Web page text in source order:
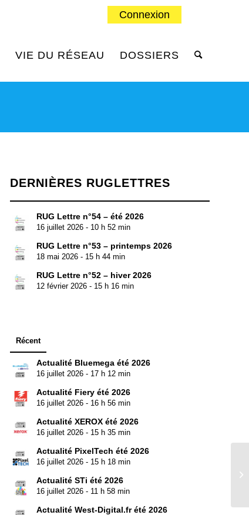
Connexion
VIE DU RÉSEAU DOSSIERS
DERNIÈRES RUGLETTRES
RUG Lettre n°54 – été 2026
16 juillet 2026 - 10 h 52 min
RUG Lettre n°53 – printemps 2026
18 mai 2026 - 15 h 44 min
RUG Lettre n°52 – hiver 2026
12 février 2026 - 15 h 16 min
Récent
Actualité Bluemega été 2026
16 juillet 2026 - 17 h 12 min
Actualité Fiery été 2026
16 juillet 2026 - 16 h 56 min
Actualité XEROX été 2026
16 juillet 2026 - 15 h 35 min
Actualité PixelTech été 2026
16 juillet 2026 - 15 h 18 min
Actualité STi été 2026
16 juillet 2026 - 11 h 58 min
Actualité West-Digital.fr été 2026